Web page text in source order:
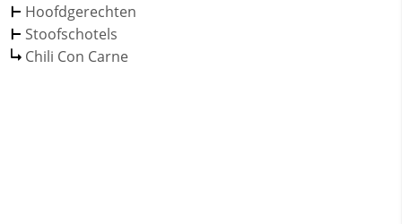
Hoofdgerechten
Stoofschotels
Chili Con Carne